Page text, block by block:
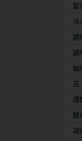
製
冷
調
調
珈
花
酒
酵
凝